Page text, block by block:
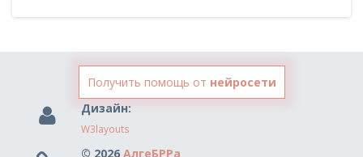
Получить помощь от нейросети
Дизайн:
W3layouts
© 2026 АлгеБРРа